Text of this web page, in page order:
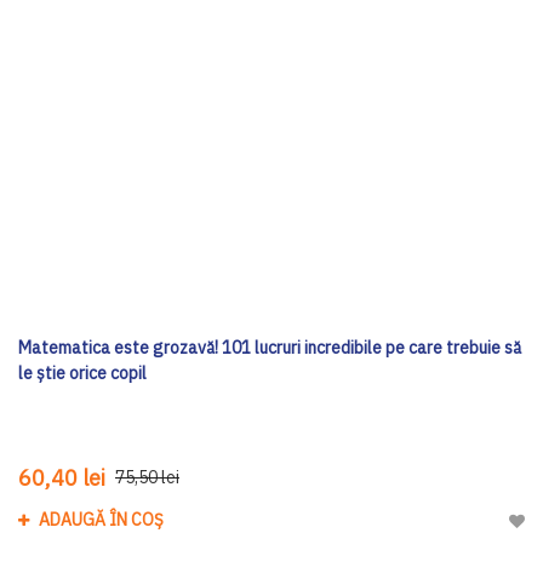
Matematica este grozavă! 101 lucruri incredibile pe care trebuie să
le știe orice copil
60,40 lei 75,50 lei
ADAUGĂ ÎN COȘ